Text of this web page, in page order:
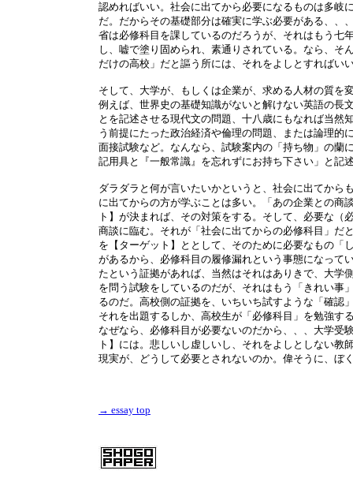
認めればいい。社会に出てから必要になるものは多岐
だ。だからその基礎部分は確実に学ぶ必要がある、、
省は必修科目を課しているのだろうが、それはもう七
し、嘘で塗り固められ、素通りされている。なら、そ
だけの高校」だと謳う所には、それをよしとすればい
そして、大学が、もしくは企業が、求める人材の質を
例えば、世界史の基礎知識がないと解けない英語の長
とを記述させる現代文の問題、十八歳にもなれば当然
う前提にたった政治経済や倫理の問題、または論理的
面接試験など。なんなら、試験案内の「持ち物」の蘭
記用具と『一般常識』を忘れずにお持ち下さい」と記
ダラダラと何が言いたいかというと、社会に出てから
に出てからの方が学ぶことは多い。「あの企業との商
ト】が決まれば、その対策をする。そして、必要な（
商談に臨む。それが「社会に出てからの必修科目」だ
を【ターゲット】ととして、そのために必要なもの「
があるから、必修科目の履修漏れという事態になって
たという証拠があれば、当然はそれはありきで、大学
を問う試験をしているのだが、それはもう「きれい事
るのだ。高校側の証拠を、いちいち試すような「確認
それを出題するしか、高校生が「必修科目」を勉強す
なぜなら、必修科目が必要ないのだから、、、大学受
ト】には。悲しいし虚しいし、それをよしとしない教
現実が、どうして必要とされないのか。偉そうに、ぼ
→ essay top